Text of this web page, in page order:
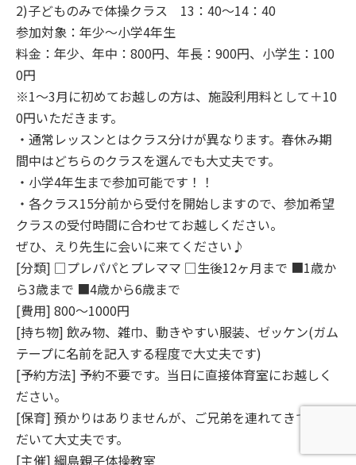
2)子どものみで体操クラス 13：40～14：40
参加対象：年少～小学4年生
料金：年少、年中：800円、年長：900円、小学生：100
0円
※1～3月に初めてお越しの方は、施設利用料として＋10
0円いただきます。
・通常レッスンとはクラス分けが異なります。春休み期
間中はどちらのクラスを選んでも大丈夫です。
・小学4年生まで参加可能です！！
・各クラス15分前から受付を開始しますので、参加希望
クラスの受付時間に合わせてお越しください。
ぜひ、えり先生に会いに来てください♪
[分類] □プレパパとプレママ □生後12ヶ月まで ■1歳か
ら3歳まで ■4歳から6歳まで
[費用] 800～1000円
[持ち物] 飲み物、雑巾、動きやすい服装、ゼッケン(ガム
テープに名前を記入する程度で大丈夫です)
[予約方法] 予約不要です。当日に直接体育室にお越しく
ださい。
[保育] 預かりはありませんが、ご兄弟を連れてきていた
だいて大丈夫です。
[主催] 綱島親子体操教室